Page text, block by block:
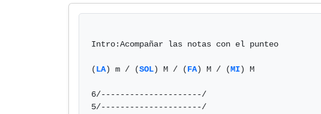
Intro:Acompañar las notas con el punteo
(LA) m / (SOL) M / (FA) M / (MI) M
6/---------------------/
5/---------------------/